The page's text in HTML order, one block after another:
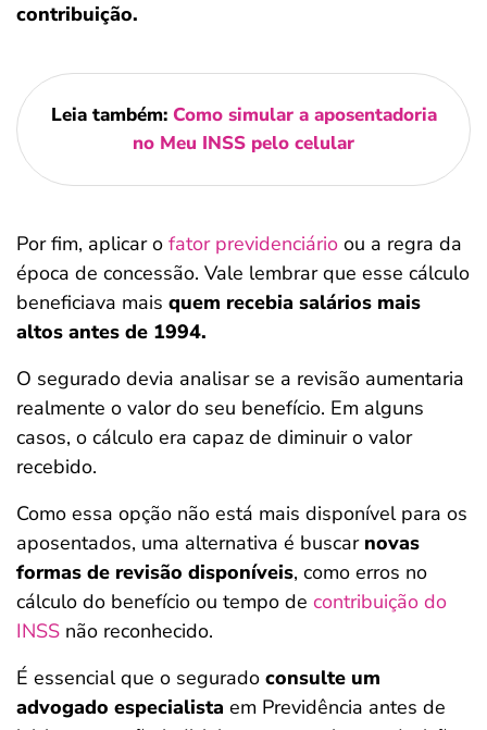
contribuição.
Leia também: Como simular a aposentadoria
no Meu INSS pelo celular
Por fim, aplicar o fator previdenciário ou a regra da
época de concessão. Vale lembrar que esse cálculo
beneficiava mais quem recebia salários mais
altos antes de 1994.
O segurado devia analisar se a revisão aumentaria
realmente o valor do seu benefício. Em alguns
casos, o cálculo era capaz de diminuir o valor
recebido.
Como essa opção não está mais disponível para os
aposentados, uma alternativa é buscar novas
formas de revisão disponíveis, como erros no
cálculo do benefício ou tempo de contribuição do
INSS não reconhecido.
É essencial que o segurado consulte um
advogado especialista em Previdência antes de